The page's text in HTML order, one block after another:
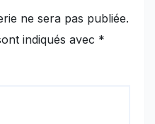
ne sera pas publiée.
indiqués avec *